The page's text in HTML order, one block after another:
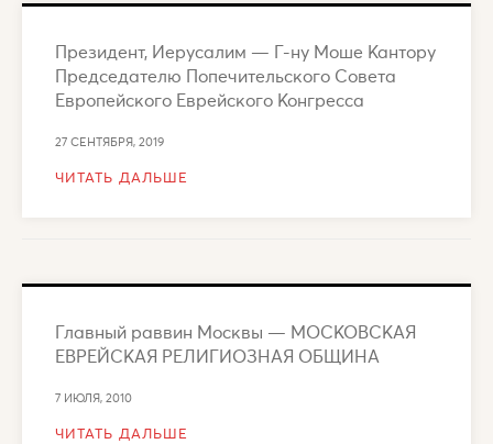
Президент, Иерусалим — Г-ну Моше Кантору
Председателю Попечительского Совета
Европейского Еврейского Конгресса
27 СЕНТЯБРЯ, 2019
ЧИТАТЬ ДАЛЬШЕ
Главный раввин Москвы — МОСКОВСКАЯ
ЕВРЕЙСКАЯ РЕЛИГИОЗНАЯ ОБЩИНА
7 ИЮЛЯ, 2010
ЧИТАТЬ ДАЛЬШЕ